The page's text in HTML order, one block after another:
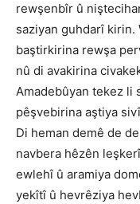
rewşenbîr û
saziyan guhdarî kirin.
baştirkirina rewşa
nû di avakirina
Amadebûyan tekez li
pêşvebirina aştiya
Di heman demê de
navbera hêzên
ewlehî û aramiya
yekîtî û hevrêziya